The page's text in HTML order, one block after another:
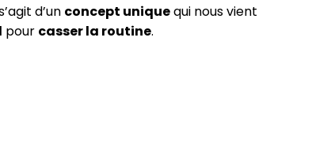
d’un concept uniquequi nous vient
pour casser la routine.